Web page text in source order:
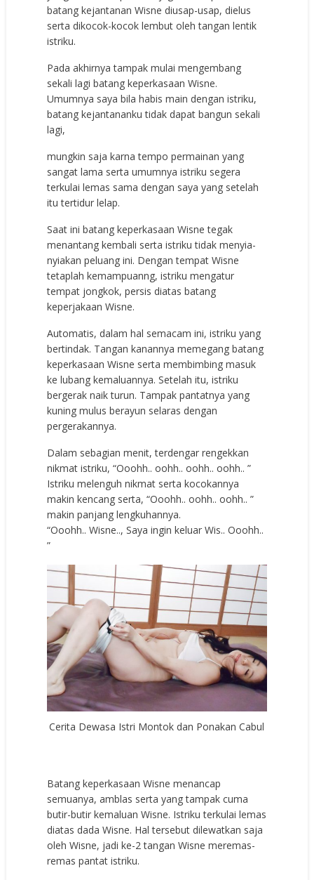
batang kejantanan Wisne diusap-usap, dielus
serta dikocok-kocok lembut oleh tangan lentik
istriku.
Pada akhirnya tampak mulai mengembang
sekali lagi batang keperkasaan Wisne.
Umumnya saya bila habis main dengan istriku,
batang kejantananku tidak dapat bangun sekali
lagi,
mungkin saja karna tempo permainan yang
sangat lama serta umumnya istriku segera
terkulai lemas sama dengan saya yang setelah
itu tertidur lelap.
Saat ini batang keperkasaan Wisne tegak
menantang kembali serta istriku tidak menyia-
nyiakan peluang ini. Dengan tempat Wisne
tetaplah kemampuanng, istriku mengatur
tempat jongkok, persis diatas batang
keperjakaan Wisne.
Automatis, dalam hal semacam ini, istriku yang
bertindak. Tangan kanannya memegang batang
keperkasaan Wisne serta membimbing masuk
ke lubang kemaluannya. Setelah itu, istriku
bergerak naik turun. Tampak pantatnya yang
kuning mulus berayun selaras dengan
pergerakannya.
Dalam sebagian menit, terdengar rengekkan
nikmat istriku, “Ooohh.. oohh.. oohh.. oohh.. ”
Istriku melenguh nikmat serta kocokannya
makin kencang serta, “Ooohh.. oohh.. oohh.. ”
makin panjang lengkuhannya.
“Ooohh.. Wisne.., Saya ingin keluar Wis.. Ooohh..
”
Cerita Dewasa Istri Montok dan Ponakan Cabul
Batang keperkasaan Wisne menancap
semuanya, amblas serta yang tampak cuma
butir-butir kemaluan Wisne. Istriku terkulai lemas
diatas dada Wisne. Hal tersebut dilewatkan saja
oleh Wisne, jadi ke-2 tangan Wisne meremas-
remas pantat istriku.